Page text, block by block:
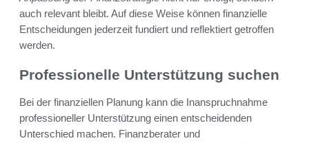
auch relevant bleibt. Auf diese Weise können finanzielle
Entscheidungen jederzeit fundiert und reflektiert getroffen
werden.
Professionelle Unterstützung suchen
Bei der finanziellen Planung kann die Inanspruchnahme
professioneller Unterstützung einen entscheidenden
Unterschied machen. Finanzberater und